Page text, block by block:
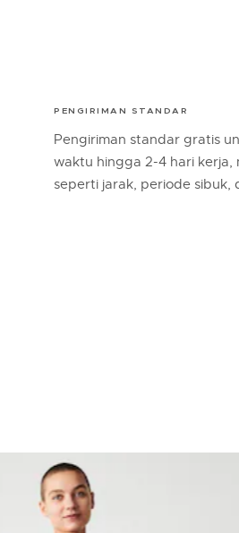
PENGIRIMAN STANDAR
Pengiriman standar gratis
waktu hingga 2-4 hari
seperti jarak, periode sibuk,